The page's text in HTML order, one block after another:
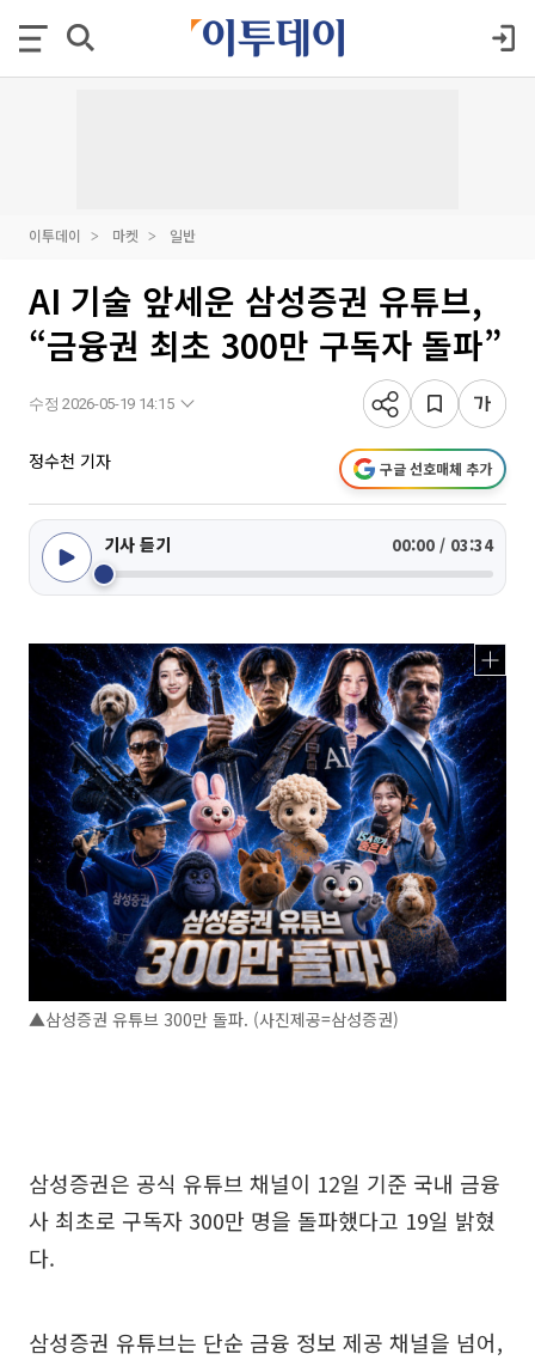
이투데이 마켓 일반
AI 기술 앞세운 삼성증권 유튜브,
“금융권 최초 300만 구독자 돌파”
수정 2026-05-19 14:15
정수천 기자 구글 선호매체 추가
기사 듣기 00:00 / 03:34
▲삼성증권 유튜브 300만 돌파. (사진제공=삼성증권)
삼성증권은 공식 유튜브 채널이 12일 기준 국내 금융
사 최초로 구독자 300만 명을 돌파했다고 19일 밝혔
다.
삼성증권 유튜브는 단순 금융 정보 제공 채널을 넘어,